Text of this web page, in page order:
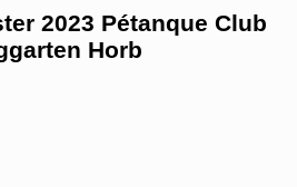
2023 Pétanque Club
Horb